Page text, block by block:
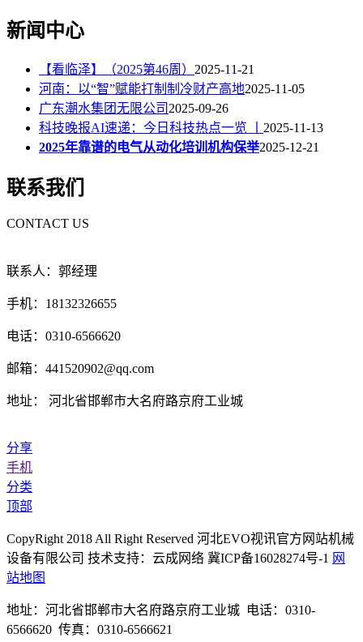
新闻中心
【看临泽】（2025第46周） 2025-11-21
河南：以“智”赋能打制制冷财产高地2025-11-05
广东潮水集团无限公司2025-09-26
科技晚报AI速递：今日科技热点一览 丨 2025-11-13
2025年靠谱的电气从动化培训机构保举2025-12-21
联系我们
CONTACT US
联系人：郭经理
手机：18132326655
电话：0310-6566620
邮箱：441520902@qq.com
地址： 河北省邯郸市大名府路京府工业城
分享
手机
分类
顶部
CopyRight 2018 All Right Reserved 河北EVO视讯官方网站机械
设备有限公司 技术支持：云成网络 冀ICP备16028274号-1 网
站地图
地址：河北省邯郸市大名府路京府工业城 电话：0310-
6566620 传真：0310-6566621